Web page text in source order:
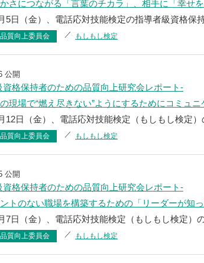
さにつながる「言葉のチカラ」、相手に「幸せ
5日（金）、電話応対技能検定の指導者級資格保
質向上委員会 もしもし検定
公開
資格保持者のための品質向上研究会レポート-
現場で“燃え尽きない”ようにするためにコミュ
12日（金）、電話応対技能検定（もしもし検定
質向上委員会 もしもし検定
公開
資格保持者のための品質向上研究会レポート-
トのない職場を構築するための「リーダーが知
7日（金）、電話応対技能検定（もしもし検定）
質向上委員会 もしもし検定